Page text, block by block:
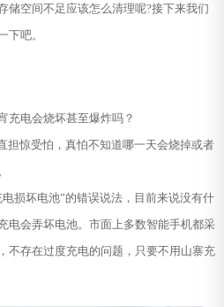
储空间不足应该怎么清理呢?接下来我们
下吧。
充电会烧坏甚至爆炸吗？
担惊受怕，真怕不知道哪一天会烧掉或者
损坏电池”的错误说法，目前来说没有什
电会弄坏电池。市面上多数智能手机都采
不存在过度充电的问题，只要不用山寨充